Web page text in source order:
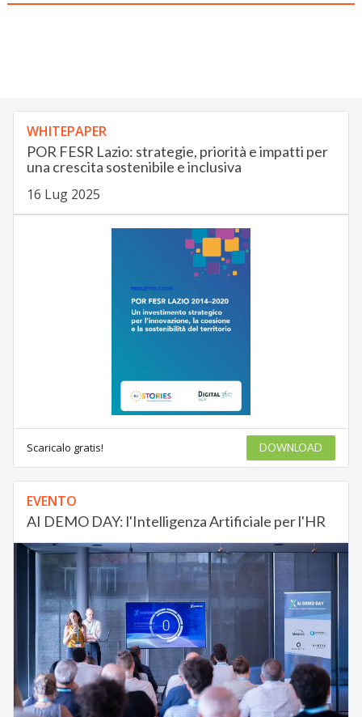
WHITEPAPER
POR FESR Lazio: strategie, priorità e impatti per
una crescita sostenibile e inclusiva
16 Lug 2025
Scaricalo gratis! DOWNLOAD
EVENTO
AI DEMO DAY: l'Intelligenza Artificiale per l'HR